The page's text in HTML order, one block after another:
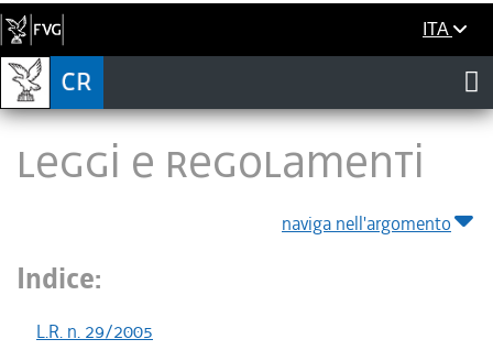
ITA
LEGGI E REGOLAMENTI
naviga nell'argomento
Indice:
L.R. n. 29/2005